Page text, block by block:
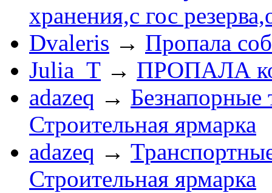
хранения,с гос
Dvaleris → Пропала
Julia_T → ПРОПАЛА
adazeq → Безнапорные
Строительная ярмарка
adazeq →
Строительная ярмарка